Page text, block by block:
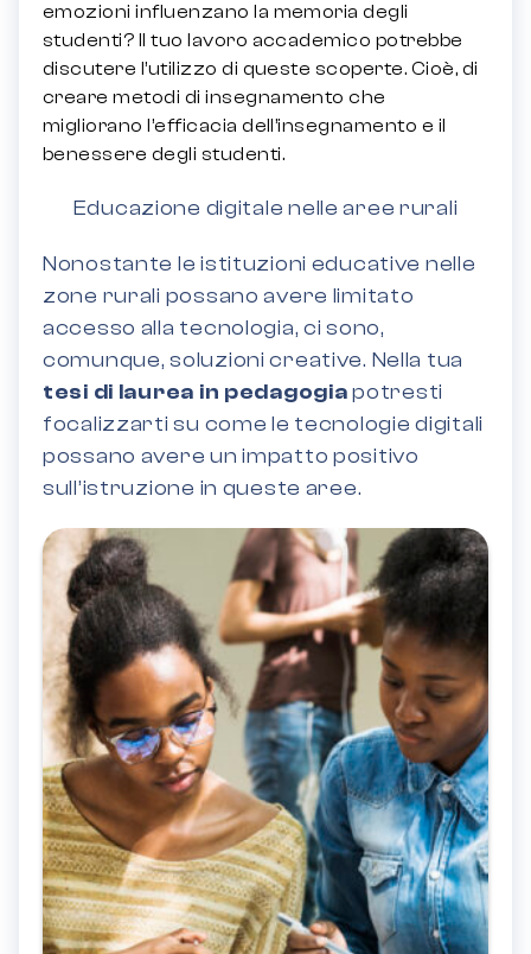
emozioni influenzano la memoria degli
studenti? Il tuo lavoro accademico potrebbe
discutere l’utilizzo di queste scoperte. Cioè, di
creare metodi di insegnamento che
migliorano l’efficacia dell’insegnamento e il
benessere degli studenti.
Educazione digitale nelle aree rurali
Nonostante le istituzioni educative nelle
zone rurali possano avere limitato
accesso alla tecnologia, ci sono,
comunque, soluzioni creative. Nella tua
tesi di laurea in pedagogiapotresti
focalizzarti su come le tecnologie digitali
possano avere un impatto positivo
sull’istruzione in queste aree.